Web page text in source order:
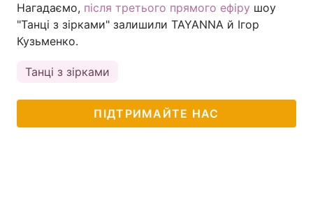
Нагадаємо, після третього прямого ефіру шоу
"Танці з зірками" залишили TAYANNA й Ігор
Кузьменко.
Танці з зірками
ПІДТРИМАЙТЕ НАС